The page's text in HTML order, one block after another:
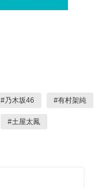
#乃木坂46 #有村架純
#土屋太鳳